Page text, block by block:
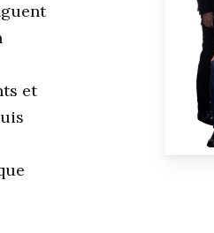
et